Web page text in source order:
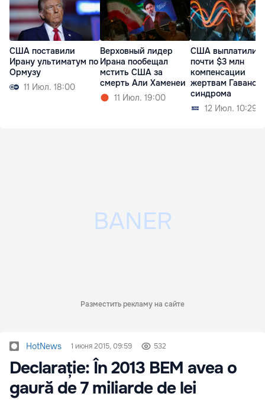
США поставили
Ирану ультиматум по
Ормузу
11 Июл. 18:00
Верховный лидер
Ирана пообещал
мстить США за
смерть Али Хаменеи
11 Июл. 19:00
США выплатили
почти $3 млн
компенсации
жертвам
синдрома
12 Июл. 10:29
Разместить рекламу на сайте
HotNews 1 июня 2015, 09:59 532
Declarație: În 2013 BEM avea o
gaură de 7 miliarde de lei